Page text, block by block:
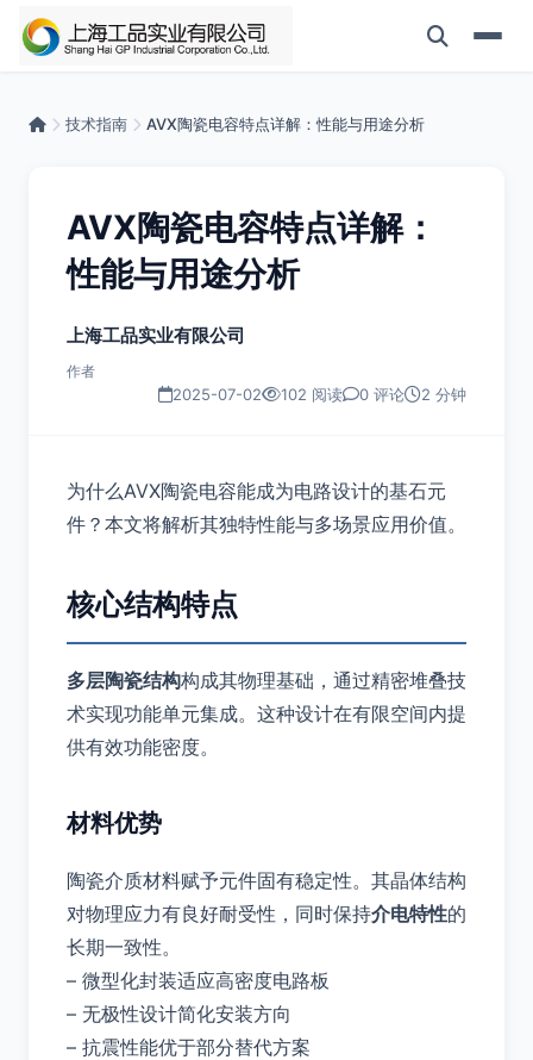
技术指南 AVX陶瓷电容特点详解：性能与用途分析
AVX陶瓷电容特点详解：
性能与用途分析
上海工品实业有限公司
作者
2025-07-02 102 阅读 0 评论 2 分钟
为什么AVX陶瓷电容能成为电路设计的基石元
件？本文将解析其独特性能与多场景应用价值。
核心结构特点
多层陶瓷结构构成其物理基础，通过精密堆叠技
术实现功能单元集成。这种设计在有限空间内提
供有效功能密度。
材料优势
陶瓷介质材料赋予元件固有稳定性。其晶体结构
对物理应力有良好耐受性，同时保持介电特性的
长期一致性。
– 微型化封装适应高密度电路板
– 无极性设计简化安装方向
– 抗震性能优于部分替代方案